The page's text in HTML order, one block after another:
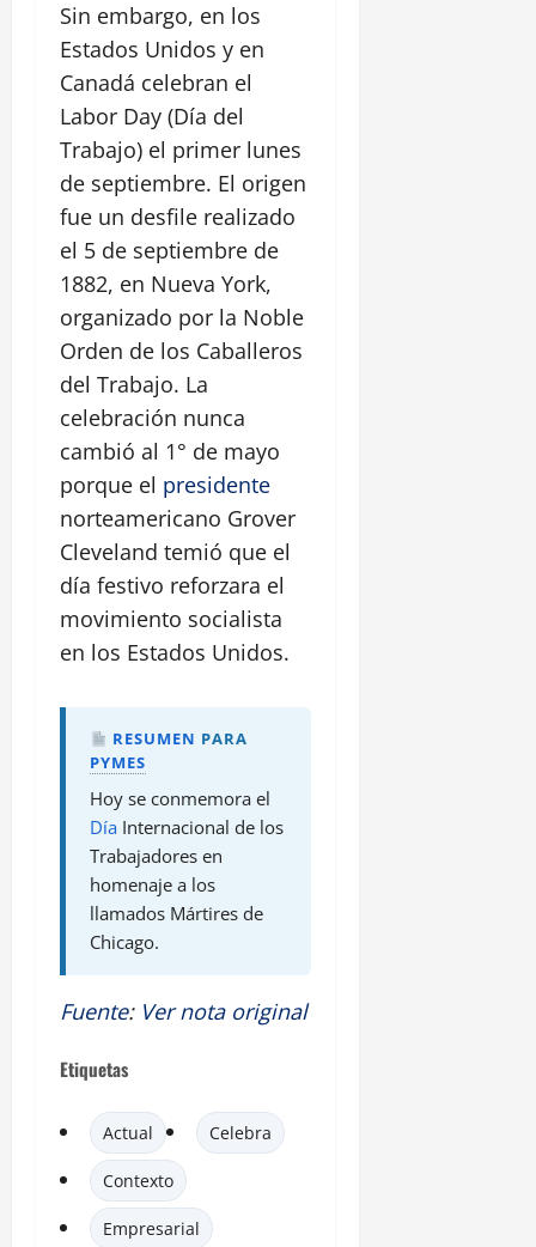
Sin embargo, en los
Estados Unidos y en
Canadá celebran el
Labor Day (Día del
Trabajo) el primer lunes
de septiembre. El origen
fue un desfile realizado
el 5 de septiembre de
1882, en Nueva York,
organizado por la Noble
Orden de los Caballeros
del Trabajo. La
celebración nunca
cambió al 1° de mayo
porque el presidente
norteamericano Grover
Cleveland temió que el
día festivo reforzara el
movimiento socialista
en los Estados Unidos.
RESUMEN PARA
PYMES
Hoy se conmemora el
Día Internacional de los
Trabajadores en
homenaje a los
llamados Mártires de
Chicago.
Fuente: Ver nota original
Etiquetas
Actual Celebra
Contexto
Empresarial